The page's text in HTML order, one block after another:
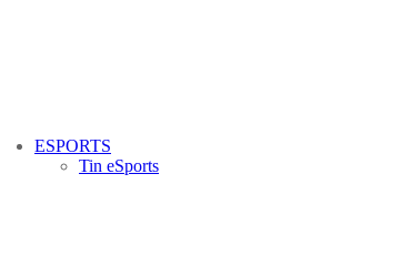
ESPORTS
Tin eSports